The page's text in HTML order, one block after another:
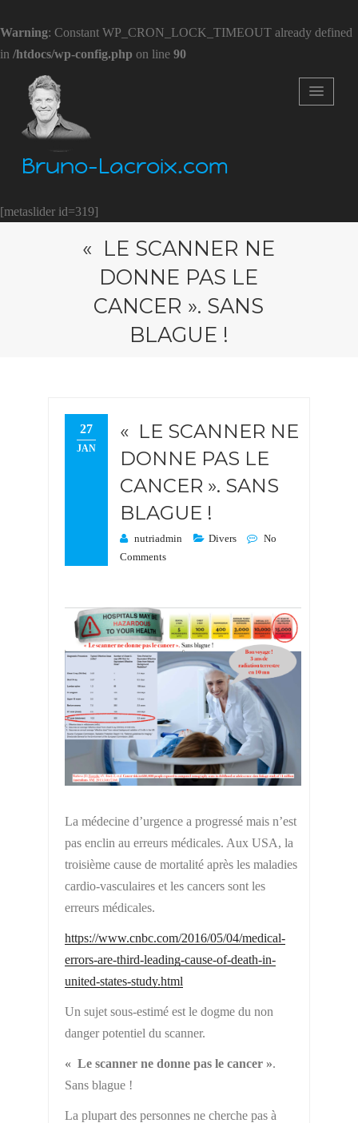
Warning: Constant WP_CRON_LOCK_TIMEOUT already defined
in /htdocs/wp-config.php on line 90
Bruno-Lacroix.com
[metaslider id=319]
« LE SCANNER NE
DONNE PAS LE
CANCER ». SANS
BLAGUE !
27
JAN
« LE SCANNER NE
DONNE PAS LE
CANCER ». SANS
BLAGUE !
nutriadmin Divers
No
Comments
La médecine d’urgence a progressé mais n’est
pas enclin au erreurs médicales. Aux USA, la
troisième cause de mortalité après les maladies
cardio-vasculaires et les cancers sont les
erreurs médicales.
https://www.cnbc.com/2016/05/04/medical-
errors-are-third-leading-cause-of-death-in-
united-states-study.html
Un sujet sous-estimé est le dogme du non
danger potentiel du scanner.
« Le scanner ne donne pas le cancer ».
Sans blague !
La plupart des personnes ne cherche pas à